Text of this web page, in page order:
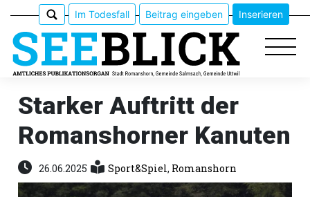
Epaper
Veranstaltungen
Im Todesfall Beitrag eingeben Inserieren
Starker Auftritt der
Romanshorner Kanuten
26.06.2025 Sport&Spiel, Romanshorn